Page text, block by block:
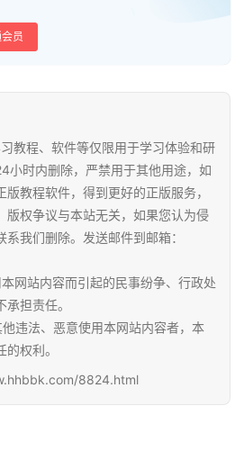
员
教程、软件等仅限用于学习体验和研
小时内删除，严禁用于其他用途，如
教程软件，得到更好的正版服务，
版权争议与本站无关，如果您认为侵
我们删除。发送邮件到邮箱：
网站内容而引起的民事纷争、行政处
担责任。
违法、恶意使用本网站内容者，本
权利。
8824.html